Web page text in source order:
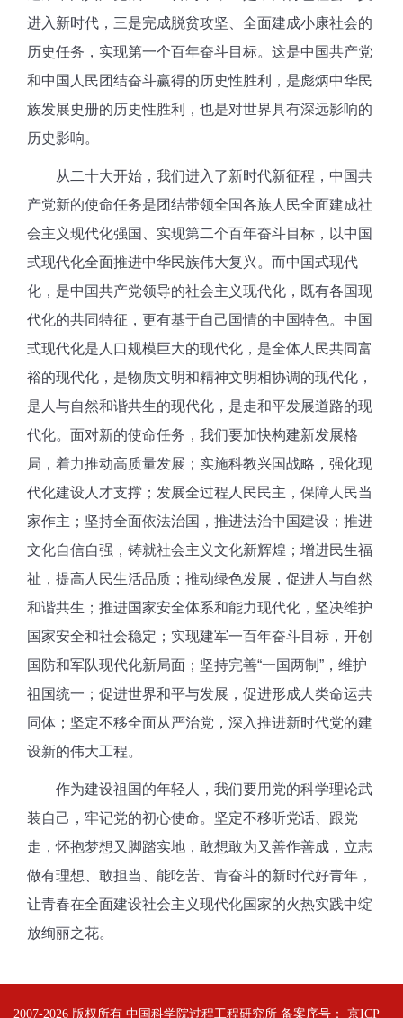
进入新时代，三是完成脱贫攻坚、全面建成小康社会的
历史任务，实现第一个百年奋斗目标。这是中国共产党
和中国人民团结奋斗赢得的历史性胜利，是彪炳中华民
族发展史册的历史性胜利，也是对世界具有深远影响的
历史影响。
从二十大开始，我们进入了新时代新征程，中国共
产党新的使命任务是团结带领全国各族人民全面建成社
会主义现代化强国、 实现第二个百年奋斗目标， 以中国
式现代化全面推进中华民族伟大复兴。 而中国式现代
化，是中国共产党领导的社会主义现代化，既有各国现
代化的共同特征，更有基于自己国情的中国特色。中国
式现代化是人口规模巨大的现代化，是全体人民共同富
裕的现代化，是物质文明和精神文明相协调的现代化，
是人与自然和谐共生的现代化，是走和平发展道路的现
代化。面对新的使命任务，我们要加快构建新发展格
局， 着力推动高质量发展 ；实施科教兴国战略， 强化现
代化建设人才支撑 ；发展全过程人民民主， 保障人民当
家作主 ；坚持全面依法治国， 推进法治中国建设 ；推进
文化自信自强， 铸就社会主义文化新辉煌 ；增进民生福
祉， 提高人民生活品质 ；推动绿色发展， 促进人与自然
和谐共生 ；推进国家安全体系和能力现代化， 坚决维护
国家安全和社会稳定；实现建军一百年奋斗目标， 开创
国防和军队现代化新局面； 坚持完善“一国两制 ” ，维护
祖国统一 ； 促进世界和平与发展，促进形成人类命运共
同体 ；坚定不移全面从严治党， 深入推进新时代党的建
设新的伟大工程。
作为建设祖国的年轻人，我们要用党的科学理论武
装自己，牢记党的初心使命。坚定不移听党话、跟党
走，怀抱梦想又脚踏实地，敢想敢为又善作善成，立志
做有理想、 敢担当、能吃苦、肯奋斗的新时代好青年，
让青春在全面建设社会主义现代化国家的火热实践中绽
放绚丽之花。
2007-2026 版权所有 中国科学院过程工程研究所 备案序号： 京ICP